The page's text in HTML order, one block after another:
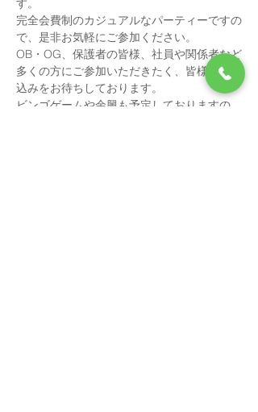
す。
完全会費制のカジュアルなパーティーですの
で、是非お気軽にご参加ください。
OB・OG、保護者の皆様、社員や関係者など
多くの方にご参加いただきたく、皆様のお申
込みをお待ちしております。
ビンゴゲームや余興も予定しておりますの